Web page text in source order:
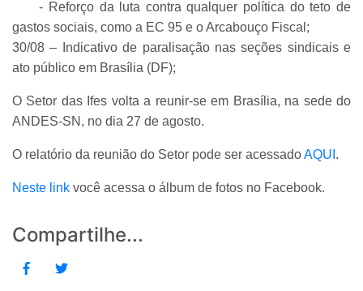
- Reforço da luta contra qualquer política do teto de
gastos sociais, como a EC 95 e o Arcabouço Fiscal;
30/08 – Indicativo de paralisação nas seções sindicais e
ato público em Brasília (DF);
O Setor das Ifes volta a reunir-se em Brasília, na sede do
ANDES-SN, no dia 27 de agosto.
O relatório da reunião do Setor pode ser acessadoAQUI .
Neste link você acessa o álbum de fotos no Facebook.
Compartilhe...